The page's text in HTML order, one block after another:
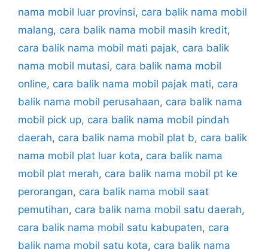
nama mobil luar provinsi, cara balik nama mobil
malang, cara balik nama mobil masih kredit,
cara balik nama mobil mati pajak, cara balik
nama mobil mutasi, cara balik nama mobil
online, cara balik nama mobil pajak mati, cara
balik nama mobil perusahaan, cara balik nama
mobil pick up, cara balik nama mobil pindah
daerah, cara balik nama mobil plat b, cara balik
nama mobil plat luar kota, cara balik nama
mobil plat merah, cara balik nama mobil pt ke
perorangan, cara balik nama mobil saat
pemutihan, cara balik nama mobil satu daerah,
cara balik nama mobil satu kabupaten, cara
balik nama mobil satu kota, cara balik nama